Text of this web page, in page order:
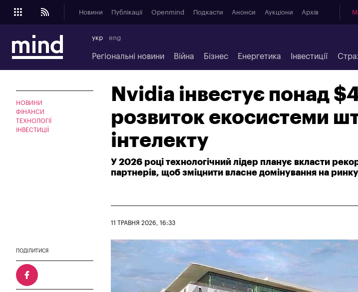
Новини Публікації Openmind Подкасти Анонси Аукціони Архів
укр eng
Регіональні новини Війна Бізнес Енергетика Інвестиції
НОВИНИ
ФІНАНСИ
ТЕХНОЛОГІЇ
ІНВЕСТИЦІЇ
Nvidia інвестує понад
розвиток екосистеми
інтелекту
У 2026 році технологічний лідер планує вкласти
партнерів, щоб зміцнити власне домінування на ринку
11 ТРАВНЯ 2026, 16:33
ПОДІЛИТИСЯ